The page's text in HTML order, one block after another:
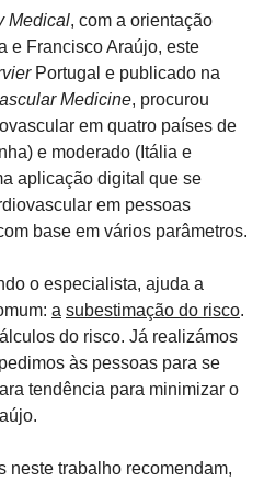
Medical, com a orientação
e Francisco Araújo, este
Portugal e publicado na
Medicine, procurou
em quatro países de
e moderado (Itália e
aplicação digital que se
em pessoas
base em vários parâmetros.
o especialista, ajuda a
a subestimação do risco.
do risco. Já realizámos
às pessoas para se
tendência para minimizar o
neste trabalho recomendam,